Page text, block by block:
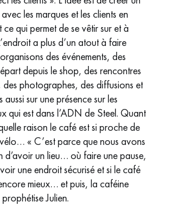
les marques et les clients en
qui permet de se vêtir sur et à
a plus d’un atout à faire
des événements, des
depuis le shop, des rencontres
photographes, des diffusions et
sur une présence sur les
qui est dans l’ADN de Steel. Quant
raison le café est si proche de
« C’est parce que nous avons
d’avoir un lieu… où faire une pause,
une endroit sécurisé et si le café
mieux… et puis, la caféine
Julien.